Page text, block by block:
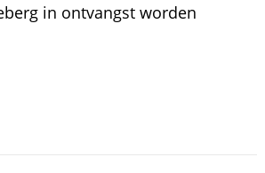
in ontvangst worden